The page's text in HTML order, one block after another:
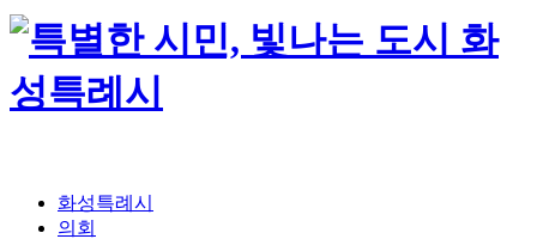
화성특례시
의회